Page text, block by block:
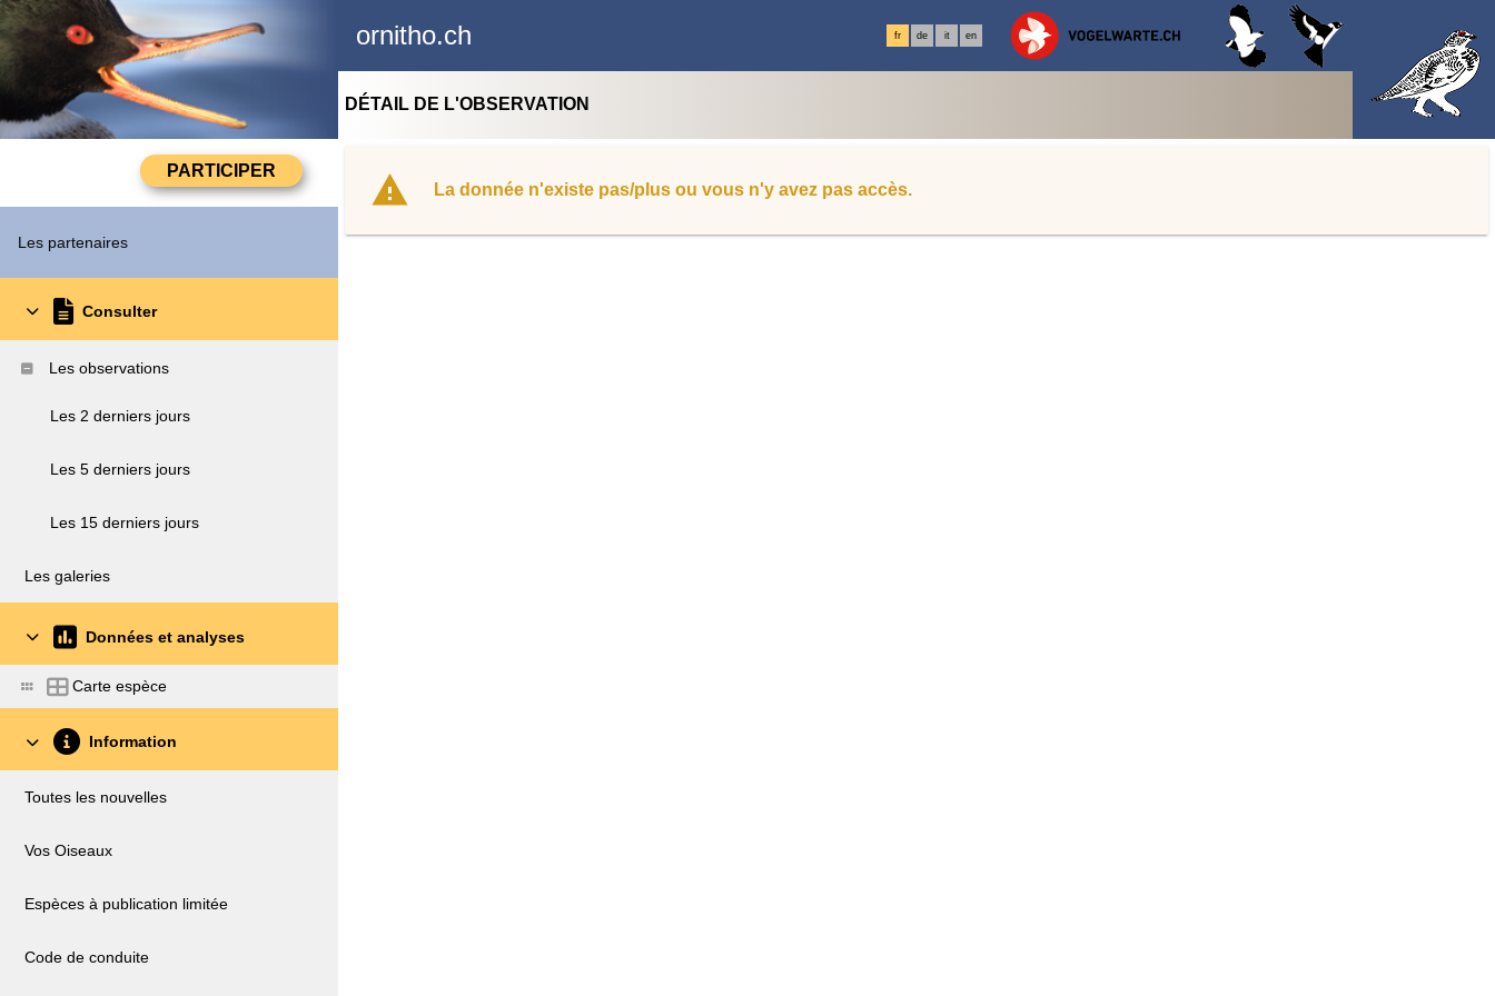
ornitho.ch fr de it en
Les partenaires
Consulter
Les observations
Les 2 derniers jours
Les 5 derniers jours
Les 15 derniers jours
Les galeries
Données et analyses
Carte espèce
Information
Toutes les nouvelles
Vos Oiseaux
Espèces à publication limitée
Code de conduite
DÉTAIL DE L'OBSERVATION
La donnée n'existe pas/plus ou vous n'y avez pas accès.